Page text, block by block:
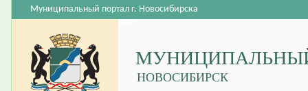
НОВОСИБИРСК
Муниципальный портал г. Новосибирска